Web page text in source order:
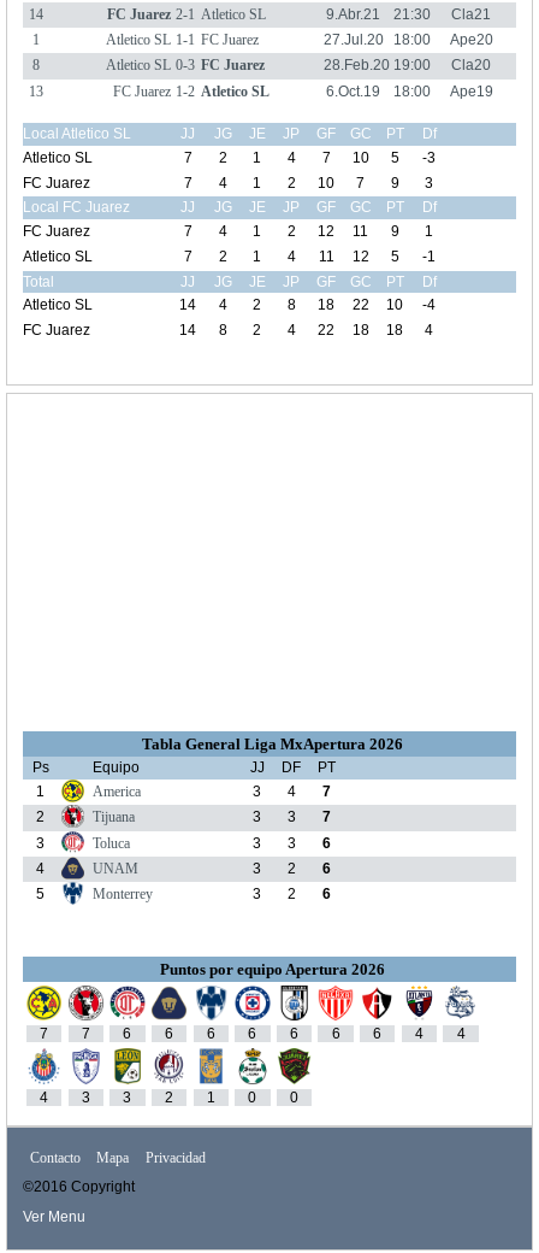
14
FC Juarez 2-1 Atletico SL 9.Abr.21 21:30
Cla21
1
Atletico SL 1-1 FC Juarez 27.Jul.20 18:00
Ape20
8
Atletico SL 0-3 FC Juarez 28.Feb.20 19:00
Cla20
13
FC Juarez 1-2 Atletico SL 6.Oct.19 18:00 Ape19
Local Atletico SL JJ JG JE JP GF GC PT
Df
Atletico SL
7 2 1 4 7 10 5
-3
FC Juarez
7 4 1 2 10 7 9
3
Local FC Juarez
JJ JG JE JP GF GC PT
Df
FC Juarez
7 4 1 2 12 11 9
1
Atletico SL
7 2 1 4 11 12 5
-1
Total
JJ JG JE JP GF GC PT
Df
Atletico SL
14 4 2 8 18 22 10
-4
FC Juarez
14 8 2 4 22 18 18 4
Tabla General Liga MxApertura 2026
Ps Equipo JJ DF
PT
1
America 3 4
7
2
Tijuana 3 3
7
3
Toluca 3 3
6
4
UNAM 3 2
6
5
Monterrey 3 2 6
Puntos por equipo Apertura 2026
7 7 6 6 6 6 6 6 6 4 4
4 3 3 2 1 0 0
Contacto Mapa
Privacidad
©2016 Copyright